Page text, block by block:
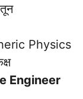
Physics
Engineer